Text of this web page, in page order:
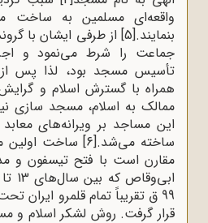
واقعه‌ای مسلمین به ساخت
بنمایند.[5] از طرفی ایشان با
جماعت را شرط می‌نمود و
تأسیس مسجد بود، لذا پس
همراه با گسترش اسلام و
ممالک به اسلام، مسجد سازی
این مساجد بر ویرانه‌های
ساخته می‌شد.[6] ساخت اولین
مقارن است با فتح تیسفون و
99 ق تقریباً تمام قلمرو ایران
قرار گرفت. روش لشکر اسلام و